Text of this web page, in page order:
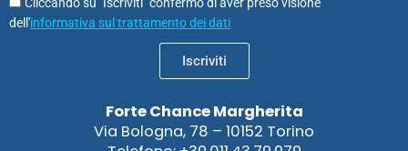
Cliccando su "Iscriviti" confermo di aver preso visione
dell'informativa sul trattamento dei dati
Iscriviti
Forte Chance Margherita
Via Bologna, 78 – 10152 Torino